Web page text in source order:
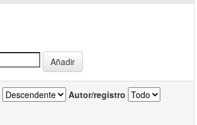
Autor/registro